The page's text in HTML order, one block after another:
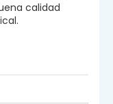
calidad